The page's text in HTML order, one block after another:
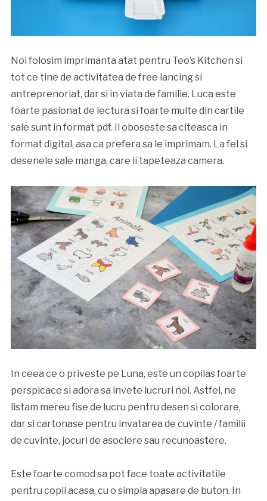
Noi folosim imprimanta atat pentru Teo’s Kitchen si
tot ce tine de activitatea de free lancing si
antreprenoriat, dar si in viata de familie. Luca este
foarte pasionat de lectura si foarte multe din cartile
sale sunt in format pdf. Il oboseste sa citeasca in
format digital, asa ca prefera sa le imprimam. La fel si
desenele sale manga, care ii tapeteaza camera.
In ceea ce o priveste pe Luna, este un copilas foarte
perspicace si adora sa invete lucruri noi. Astfel, ne
listam mereu fise de lucru pentru desen si colorare,
dar si cartonase pentru invatarea de cuvinte / familii
de cuvinte, jocuri de asociere sau recunoastere.
Este foarte comod sa pot face toate activitatile
pentru copii acasa, cu o simpla apasare de buton. In